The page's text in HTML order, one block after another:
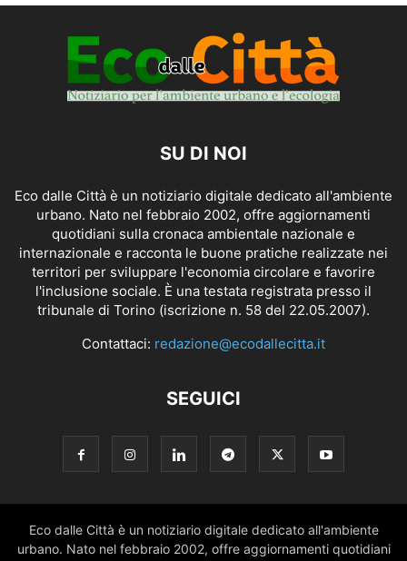
SU DI NOI
Eco dalle Città è un notiziario digitale dedicato all'ambiente
urbano. Nato nel febbraio 2002, offre aggiornamenti
quotidiani sulla cronaca ambientale nazionale e
internazionale e racconta le buone pratiche realizzate nei
territori per sviluppare l'economia circolare e favorire
l'inclusione sociale. È una testata registrata presso il
tribunale di Torino (iscrizione n. 58 del 22.05.2007).
Contattaci: redazione@ecodallecitta.it
SEGUICI
Eco dalle Città è un notiziario digitale dedicato all'ambiente
urbano. Nato nel febbraio 2002, offre aggiornamenti quotidiani